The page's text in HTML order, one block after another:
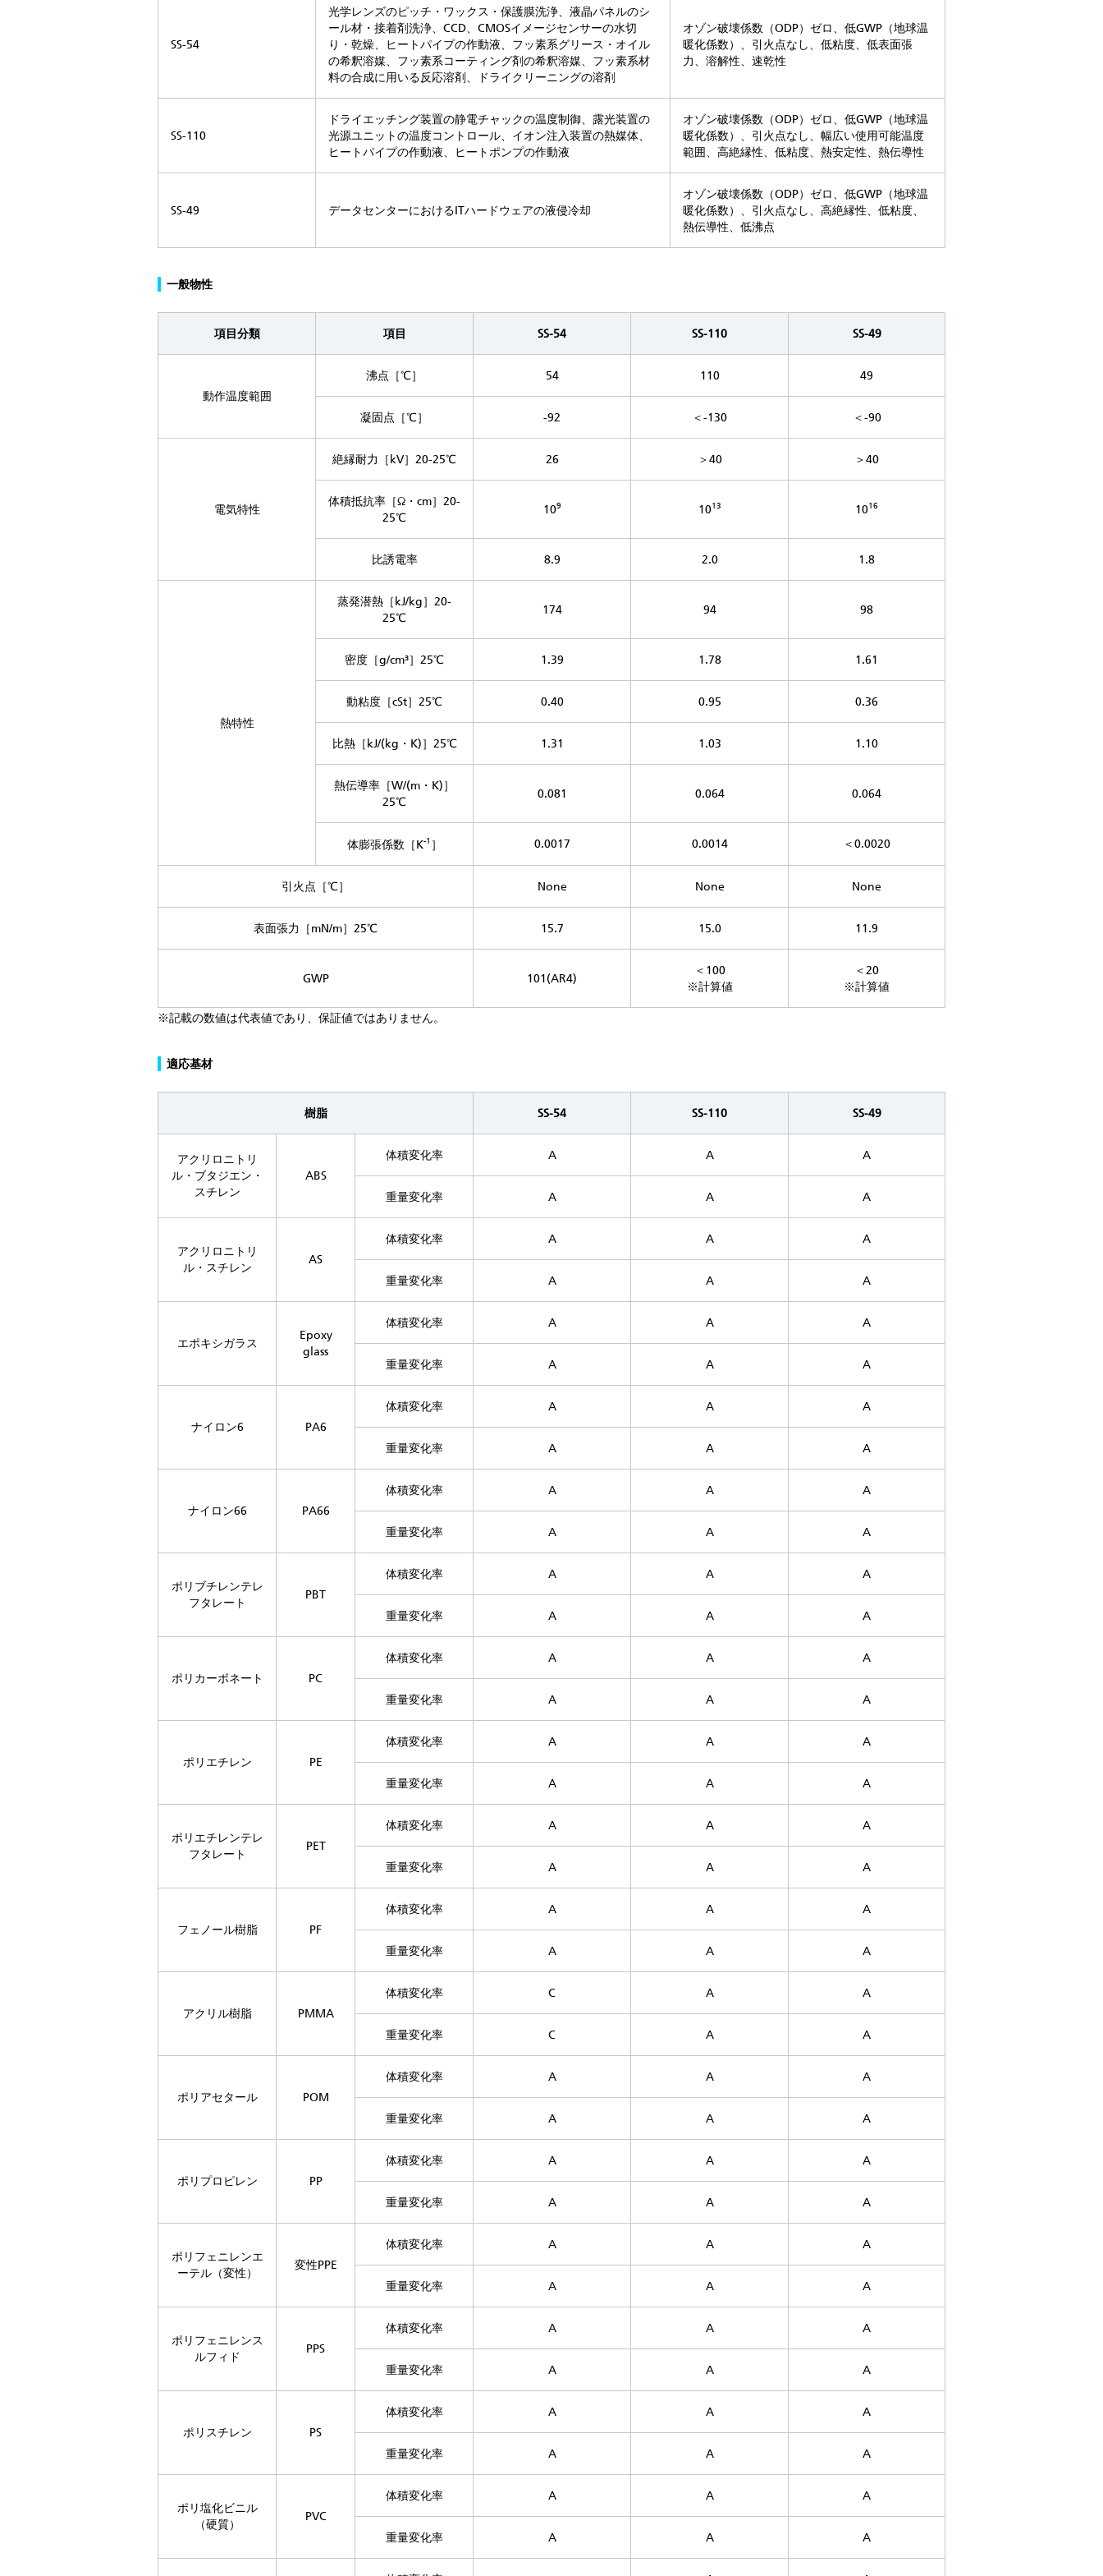
SS-54
光学レンズのピッチ・ワックス・保護膜洗浄、液晶パネルのシ
ール材・接着剤洗浄、CCD、CMOSイメージセンサーの水切
り・乾燥、ヒートパイプの作動液、フッ素系グリース・オイル
の希釈溶媒、フッ素系コーティング剤の希釈溶媒、フッ素系材
料の合成に用いる反応溶剤、ドライクリーニングの溶剤
オゾン破壊係数（ODP）ゼロ、低GWP（地球温
暖化係数）、引火点なし、低粘度、低表面張
力、溶解性、速乾性
SS-110
ドライエッチング装置の静電チャックの温度制御、露光装置の
光源ユニットの温度コントロール、イオン注入装置の熱媒体、
ヒートパイプの作動液、ヒートポンプの作動液
オゾン破壊係数（ODP）ゼロ、低GWP（地球温
暖化係数）、引火点なし、幅広い使用可能温度
範囲、高絶縁性、低粘度、熱安定性、熱伝導性
SS-49 データセンターにおけるITハードウェアの液侵冷却
オゾン破壊係数（ODP）ゼロ、低GWP（地球温
暖化係数）、引火点なし、高絶縁性、低粘度、
熱伝導性、低沸点
一般物性
項目分類 項目 SS-54 SS-110 SS-49
動作温度範囲
沸点［℃］ 54 110 49
凝固点［℃］ -92 ＜-130 ＜-90
電気特性
絶縁耐力［kV］20-25℃ 26 ＞40 ＞40
体積抵抗率［Ω・cm］20-
25℃
109 1013 1016
比誘電率 8.9 2.0 1.8
熱特性
蒸発潜熱［kJ/kg］20-
25℃
174 94 98
密度［g/cm³］25℃ 1.39 1.78 1.61
動粘度［cSt］25℃ 0.40 0.95 0.36
比熱［kJ/(kg・K)］25℃ 1.31 1.03 1.10
熱伝導率［W/(m・K)］
25℃
0.081 0.064 0.064
体膨張係数［K-1 ］ 0.0017 0.0014 ＜0.0020
引火点［℃］ None None None
表面張力［mN/m］25℃ 15.7 15.0 11.9
GWP 101(AR4)
＜100
※計算値
＜20
※計算値
※記載の数値は代表値であり、保証値ではありません。
適応基材
樹脂 SS-54 SS-110 SS-49
アクリロニトリ
ル・ブタジエン・
スチレン
ABS
体積変化率 A A A
重量変化率 A A A
アクリロニトリ
ル・スチレン
AS
体積変化率 A A A
重量変化率 A A A
エポキシガラス
Epoxy
glass
体積変化率 A A A
重量変化率 A A A
ナイロン6 PA6
体積変化率 A A A
重量変化率 A A A
ナイロン66 PA66
体積変化率 A A A
重量変化率 A A A
ポリブチレンテレ
フタレート
PBT
体積変化率 A A A
重量変化率 A A A
ポリカーボネート PC
体積変化率 A A A
重量変化率 A A A
ポリエチレン PE
体積変化率 A A A
重量変化率 A A A
ポリエチレンテレ
フタレート
PET
体積変化率 A A A
重量変化率 A A A
フェノール樹脂 PF
体積変化率 A A A
重量変化率 A A A
アクリル樹脂 PMMA
体積変化率 C A A
重量変化率 C A A
ポリアセタール POM
体積変化率 A A A
重量変化率 A A A
ポリプロピレン PP
体積変化率 A A A
重量変化率 A A A
ポリフェニレンエ
ーテル（変性）
変性PPE
体積変化率 A A A
重量変化率 A A A
ポリフェニレンス
ルフィド
PPS
体積変化率 A A A
重量変化率 A A A
ポリスチレン PS
体積変化率 A A A
重量変化率 A A A
ポリ塩化ビニル
（硬質）
PVC
体積変化率 A A A
重量変化率 A A A